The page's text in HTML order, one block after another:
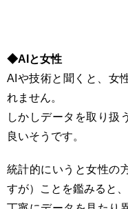
◆AIと女性
AIや技術と聞くと、女
れません。
しかしデータを取り扱
良いそうです。
統計的にいうと女性の
すが）ことを鑑みると、